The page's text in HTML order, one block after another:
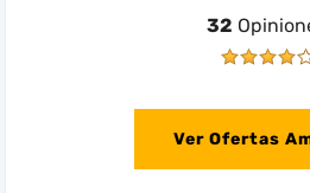
32
Ver Ofertas